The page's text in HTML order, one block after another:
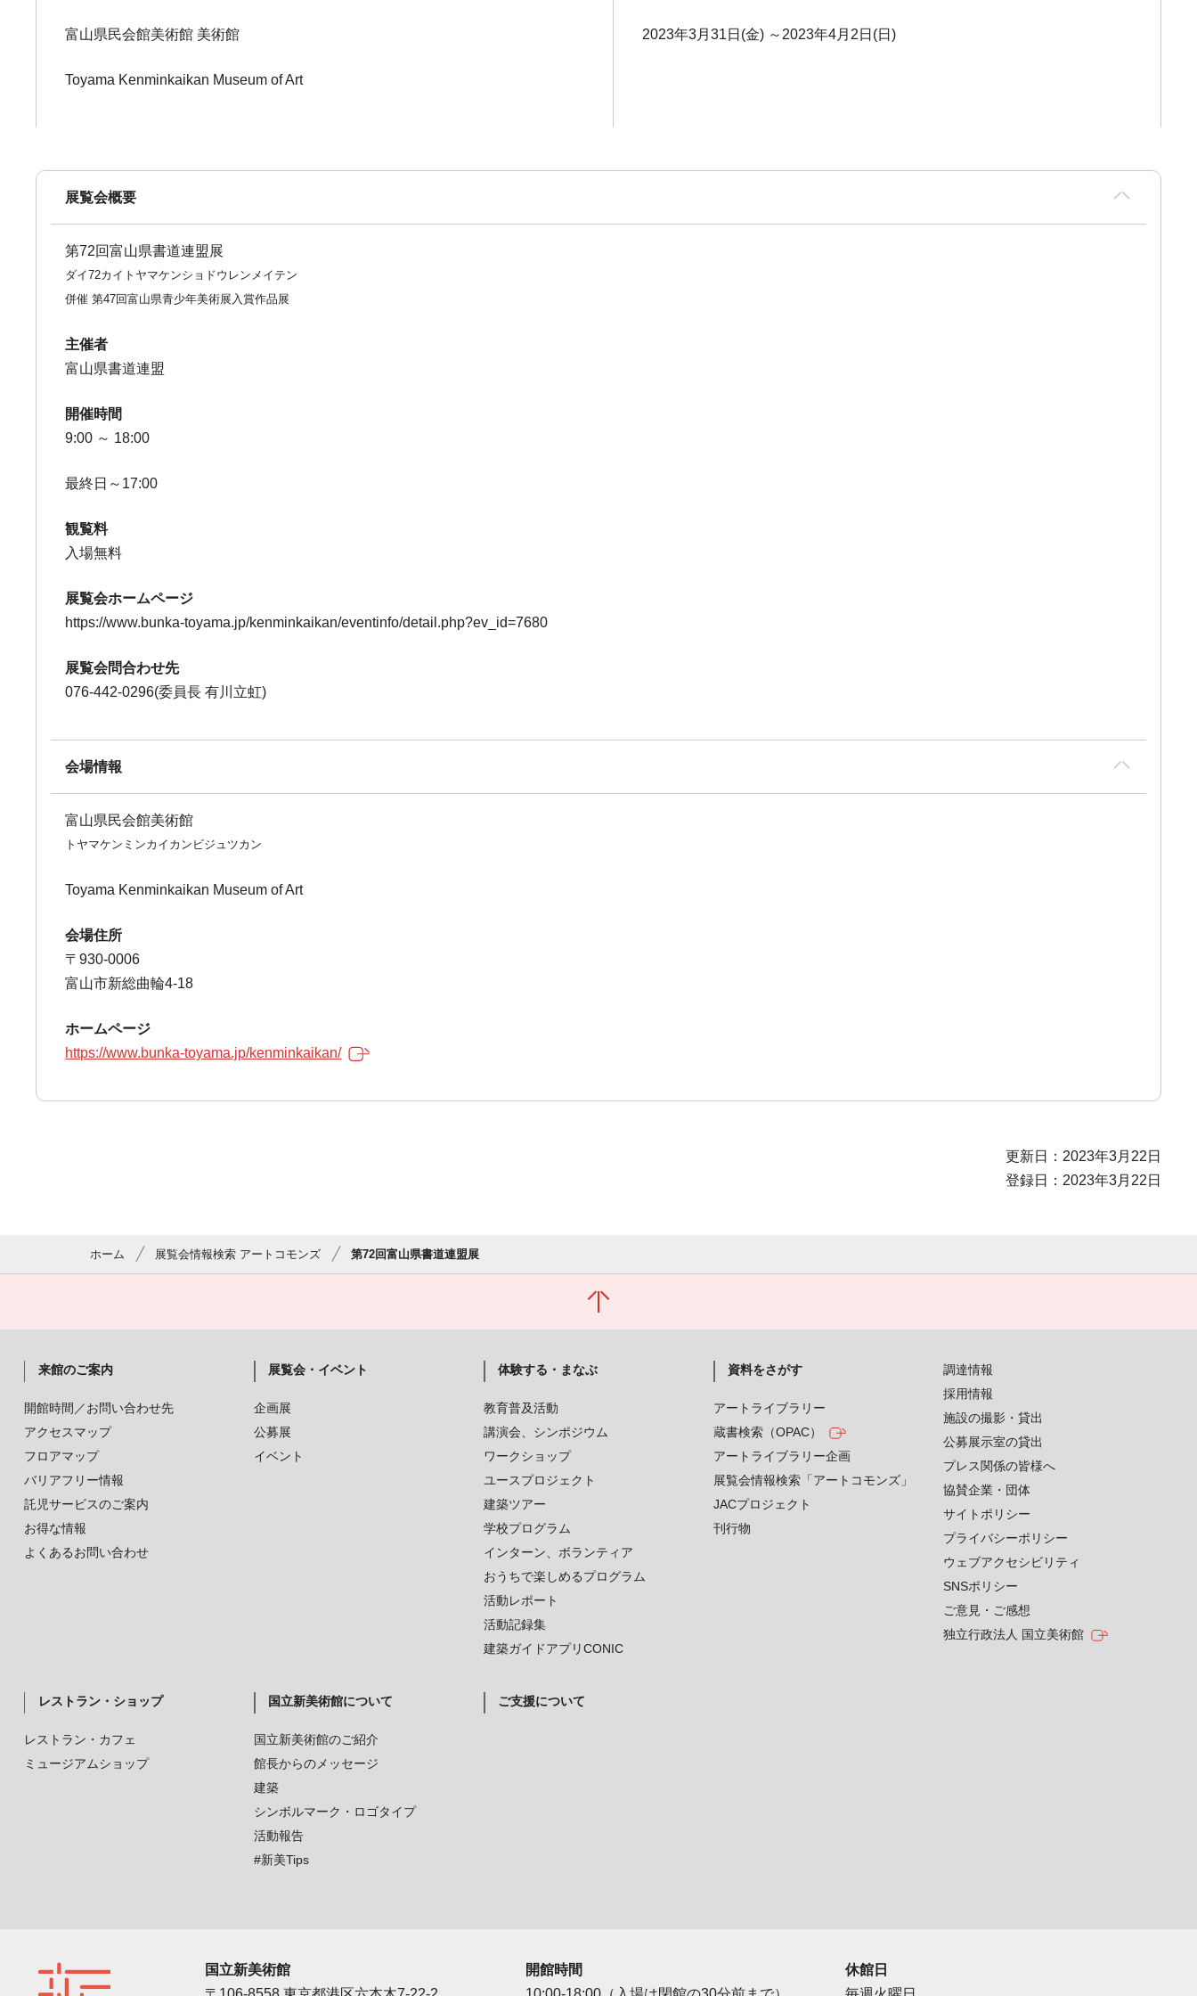
富山県民会館美術館 美術館
Toyama Kenminkaikan Museum of Art
2023年3月31日(金) ～2023年4月2日(日)
展覧会概要
第72回富山県書道連盟展
ダイ72カイトヤマケンショドウレンメイテン
併催 第47回富山県青少年美術展入賞作品展
主催者
富山県書道連盟
開催時間
9:00 ～ 18:00
最終日～17:00
観覧料
入場無料
展覧会ホームページ
https://www.bunka-toyama.jp/kenminkaikan/eventinfo/detail.php?ev_id=7680
展覧会問合わせ先
076-442-0296(委員長 有川立虹)
会場情報
富山県民会館美術館
トヤマケンミンカイカンビジュツカン
Toyama Kenminkaikan Museum of Art
会場住所
〒930-0006
富山市新総曲輪4-18
ホームページ
https://www.bunka-toyama.jp/kenminkaikan/
更新日：2023年3月22日
登録日：2023年3月22日
ホーム 展覧会情報検索 アートコモンズ 第72回富山県書道連盟展
来館のご案内
開館時間／お問い合わせ先
アクセスマップ
フロアマップ
バリアフリー情報
託児サービスのご案内
お得な情報
よくあるお問い合わせ
展覧会・イベント
企画展
公募展
イベント
体験する・まなぶ
教育普及活動
講演会、シンポジウム
ワークショップ
ユースプロジェクト
建築ツアー
学校プログラム
インターン、ボランティア
おうちで楽しめるプログラム
活動レポート
活動記録集
建築ガイドアプリCONIC
資料をさがす
アートライブラリー
蔵書検索（OPAC）
アートライブラリー企画
展覧会情報検索「アートコモンズ」
JACプロジェクト
刊行物
レストラン・ショップ
レストラン・カフェ
ミュージアムショップ
国立新美術館について
国立新美術館のご紹介
館長からのメッセージ
建築
シンボルマーク・ロゴタイプ
活動報告
#新美Tips
ご支援について
調達情報
採用情報
施設の撮影・貸出
公募展示室の貸出
プレス関係の皆様へ
協賛企業・団体
サイトポリシー
プライバシーポリシー
ウェブアクセシビリティ
SNSポリシー
ご意見・ご感想
独立行政法人 国立美術館
国立新美術館
開館時間
休館日